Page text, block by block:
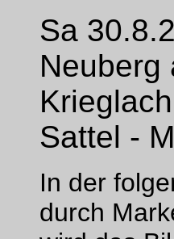
Sa
Neuberg
Sattel -
In der
durch